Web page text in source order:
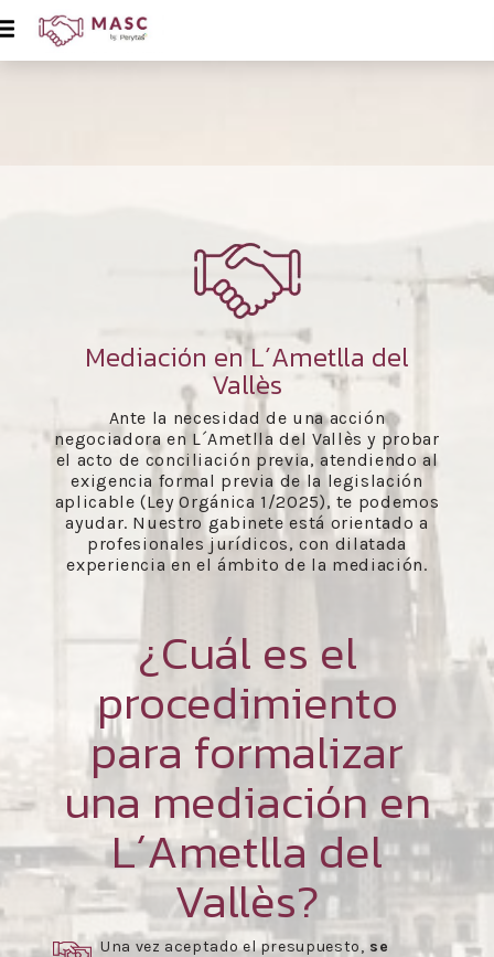
Mediación en L´Ametlla del
Vallès
Ante la necesidad de una acción
negociadora en L´Ametlla del Vallès y probar
el acto de conciliación previa, atendiendo al
exigencia formal previa de la legislación
aplicable (Ley Orgánica 1/2025), te podemos
ayudar. Nuestro gabinete está orientado a
profesionales jurídicos, con dilatada
experiencia en el ámbito de la mediación.
¿Cuál es el
procedimiento
para formalizar
una mediación en
L´Ametlla del
Vallès?
Una vez aceptado el presupuesto, se